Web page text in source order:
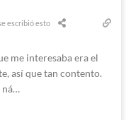
escribió esto
me interesaba era el
así que tan contento.
ná…